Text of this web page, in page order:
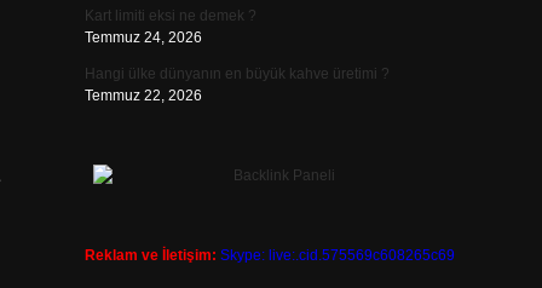
Kart limiti eksi ne demek ?
Temmuz 24, 2026
Hangi ülke dünyanın en büyük kahve üretimi ?
Temmuz 22, 2026
Reklam ve İletişim: Skype: live:.cid.575569c608265c69